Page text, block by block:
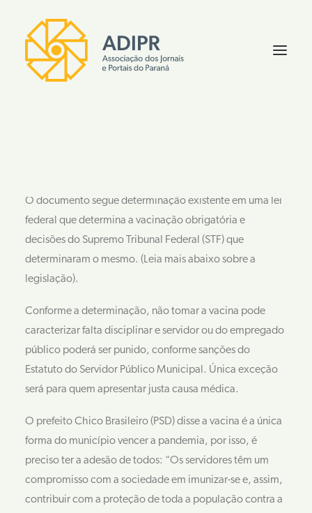
O documento segue determinação existente em uma lei
federal que determina a vacinação obrigatória e
decisões do Supremo Tribunal Federal (STF) que
determinaram o mesmo. (Leia mais abaixo sobre a
legislação).
Conforme a determinação, não tomar a vacina pode
caracterizar falta disciplinar e servidor ou do empregado
público poderá ser punido, conforme sanções do
Estatuto do Servidor Público Municipal. Única exceção
será para quem apresentar justa causa médica.
O prefeito Chico Brasileiro (PSD) disse a vacina é a única
forma do município vencer a pandemia, por isso, é
preciso ter a adesão de todos: “Os servidores têm um
compromisso com a sociedade em imunizar-se e, assim,
contribuir com a proteção de toda a população contra a